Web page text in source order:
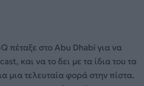
πέταξε στο Abu Dhabi για να
και να το δει με τα ίδια του τα
μια τελευταία φορά στην πίστα.